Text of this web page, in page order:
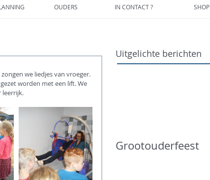
OUDERS IN CONTACT ? SHOP
we liedjes van vroeger.
worden met een lift. We
leerrijk.
Uitgelichte berichten
Grootouderfeest